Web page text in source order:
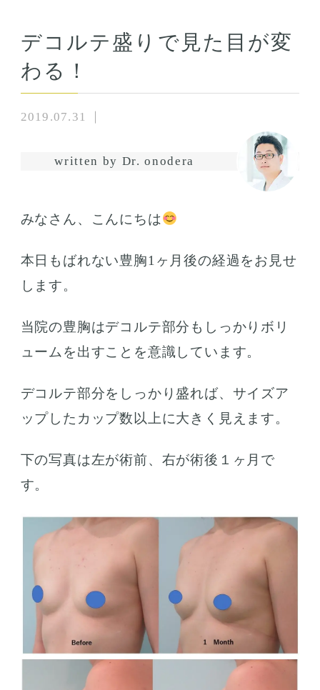
デコルテ盛りで見た目が変
わる！
2019.07.31
written by Dr. onodera
みなさん、こんにちは
本日もばれない豊胸1ヶ月後の経過をお見せ
します。
当院の豊胸はデコルテ部分もしっかりボリ
ュームを出すことを意識しています。
デコルテ部分をしっかり盛れば、サイズア
ップしたカップ数以上に大きく見えます。
下の写真は左が術前、右が術後１ヶ月で
す。